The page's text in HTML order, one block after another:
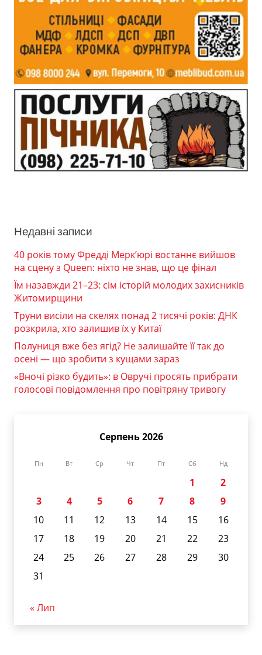
Недавні записи
40 років тому Фредді Мерк’юрі востаннє вийшов
на сцену з Queen: ніхто не знав, що це фінал
Їм назавжди 21–23: сім історій молодих захисників
Житомирщини
Труни висіли на скелях понад 2 тисячі років: ДНК
розкрила, хто залишив їх у Китаї
Полуниця вже без ягід? Не залишайте її так до
осені — що зробити з кущами зараз
«Вночі різко будить»: в Овручі просять прибрати
голосові повідомлення про повітряну тривогу
Серпень 2026
Пн Вт Ср Чт Пт Сб Нд
1
2
3
4 5 6 7 8
9
10
11 12 13 14 15
16
17
18 19 20 21 22
23
24
25 26 27 28 29
30
31
« Лип